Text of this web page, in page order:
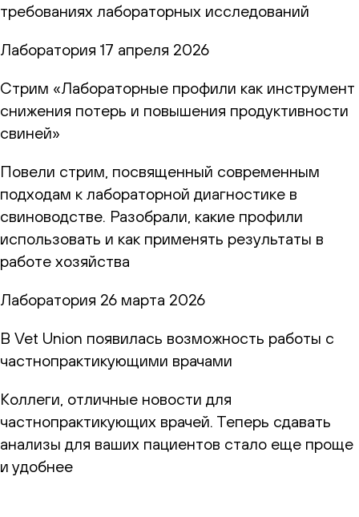
требованиях лабораторных исследований
Лаборатория 17 апреля 2026
Стрим «Лабораторные профили как инструмент
снижения потерь и повышения продуктивности
свиней»
Повели стрим, посвященный современным
подходам к лабораторной диагностике в
свиноводстве. Разобрали, какие профили
использовать и как применять результаты в
работе хозяйства
Лаборатория 26 марта 2026
В Vet Union появилась возможность работы с
частнопрактикующими врачами
Коллеги, отличные новости для
частнопрактикующих врачей. Теперь сдавать
анализы для ваших пациентов стало еще проще
и удобнее